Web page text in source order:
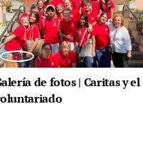
de fotos | Caritas y el